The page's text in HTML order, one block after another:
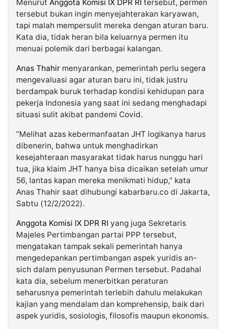
Menurut Anggota Komisi IX DPR RI tersebut, permen
tersebut bukan ingin menyejahterakan karyawan,
tapi malah mempersulit mereka dengan aturan baru.
Kata dia, tidak heran bila keluarnya permen itu
menuai polemik dari berbagai kalangan.
Anas Thahir menyarankan, pemerintah perlu segera
mengevaluasi agar aturan baru ini, tidak justru
berdampak buruk terhadap kondisi kehidupan para
pekerja Indonesia yang saat ini sedang menghadapi
situasi sulit akibat pandemi Covid.
“Melihat azas kebermanfaatan JHT logikanya harus
dibenerin, bahwa untuk menghadirkan
kesejahteraan masyarakat tidak harus nunggu hari
tua, jika klaim JHT hanya bisa dicaikan setelah umur
56, lantas kapan mereka menikmati hidup,” kata
Anas Thahir saat dihubungi kabarbaru.co di Jakarta,
Sabtu (12/2/2022).
Anggota Komisi IX DPR RI yang juga Sekretaris
Majeles Pertimbangan partai PPP tersebut,
mengatakan tampak sekali pemerintah hanya
mengedepankan pertimbangan aspek yuridis an-
sich dalam penyusunan Permen tersebut. Padahal
kata dia, sebelum menerbitkan peraturan
seharusnya pemerintah terlebih dahulu melakukan
kajian yang mendalam dan komprehensip, baik dari
aspek yuridis, sosiologis, filosofis maupun ekonomis.